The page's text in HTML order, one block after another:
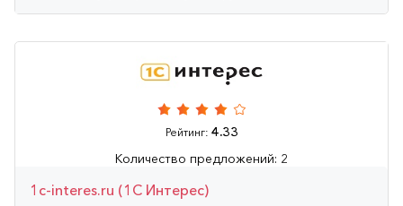
Рейтинг: 4.33
Количество предложений: 2
1c-interes.ru (1С Интерес)